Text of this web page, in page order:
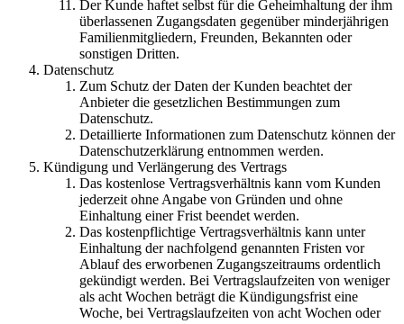
Der Kunde haftet selbst für die Geheimhaltung der ihm
überlassenen Zugangsdaten gegenüber minderjährigen
Familienmitgliedern, Freunden, Bekannten oder
sonstigen Dritten.
Datenschutz
Zum Schutz der Daten der Kunden beachtet der
Anbieter die gesetzlichen Bestimmungen zum
Datenschutz.
Detaillierte Informationen zum Datenschutz können der
Datenschutzerklärung entnommen werden.
Kündigung und Verlängerung des Vertrags
Das kostenlose Vertragsverhältnis kann vom Kunden
jederzeit ohne Angabe von Gründen und ohne
Einhaltung einer Frist beendet werden.
Das kostenpflichtige Vertragsverhältnis kann unter
Einhaltung der nachfolgend genannten Fristen vor
Ablauf des erworbenen Zugangszeitraums ordentlich
gekündigt werden. Bei Vertragslaufzeiten von weniger
als acht Wochen beträgt die Kündigungsfrist eine
Woche, bei Vertragslaufzeiten von acht Wochen oder